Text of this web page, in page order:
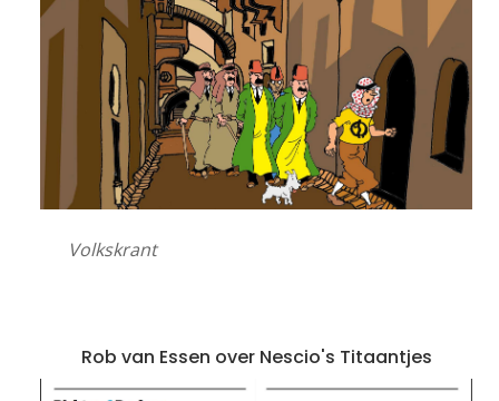
Volkskrant
Rob van Essen over Nescio's Titaantjes